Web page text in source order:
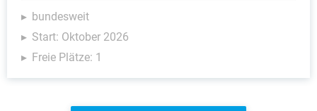
bundesweit
Start: Oktober 2026
Freie Plätze: 1